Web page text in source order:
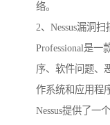
络。
2、Nessus漏洞扫
Professional是
序、软件问题、
作系统和应用程
Nessus提供了一